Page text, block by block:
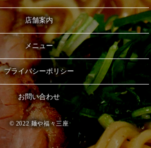
店舗案内
メニュー
プライバシーポリシー
お問い合わせ
© 2022 麺や福々三座